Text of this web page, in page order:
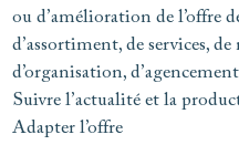
ou d’amélioration de l’offre
d’assortiment, de services,
d’organisation,
Suivre l’actualité et la
Adapter l’offre